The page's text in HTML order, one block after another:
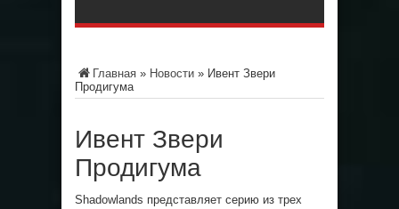
Главная » Новости » Ивент Звери
Продигума
Ивент Звери
Продигума
Shadowlands представляет серию из трех